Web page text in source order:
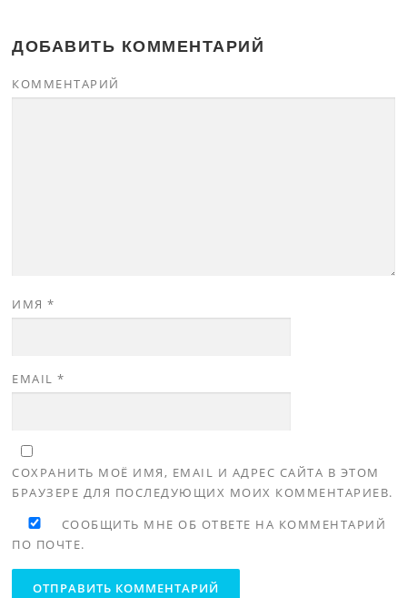
ДОБАВИТЬ КОММЕНТАРИЙ
КОММЕНТАРИЙ
ИМЯ*
EMAIL*
СОХРАНИТЬ МОЁ ИМЯ, EMAIL И АДРЕС САЙТА В ЭТОМ
БРАУЗЕРЕ ДЛЯ ПОСЛЕДУЮЩИХ МОИХ КОММЕНТАРИЕВ.
СООБЩИТЬ МНЕ ОБ ОТВЕТЕ НА КОММЕНТАРИЙ
ПО ПОЧТЕ.